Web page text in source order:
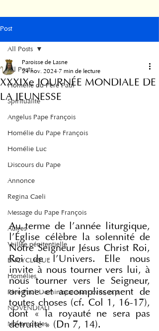
Post
All Posts
Homélie du Père Paul
Spiritualité
Angelus Pape François
Homélie du Pape François
Homélie Luc
Discours du Pape
Annonce
Regina Caeli
Message du Pape François
Autres
Veillée pénitentielle
ENCYCLIQUE
Homélies
Père Paul-Dominique Marcovits, o.p.
NOVENDIALI
Novemdiales
All Posts
XXXIXe JOURNÉE MONDIALE DE
LA JEUNESSE
Paroisse de Lasne
24 nov. 2024 7 min de lecture
Au terme de l’année liturgique,
l’Église célèbre la solennité de
Notre Seigneur Jésus Christ Roi,
Roi de l’Univers. Elle nous
invite à nous tourner vers lui, à
nous tourner vers le Seigneur,
origine et accomplissement de
toutes choses (cf. Col 1, 16-17),
dont « la royauté ne sera pas
détruite » (Dn 7, 14).